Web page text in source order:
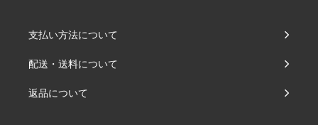
支払い方法について
配送・送料について
返品について